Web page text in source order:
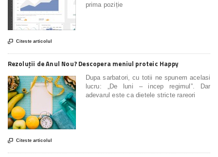
prima poziție
 Citeste articolul
Rezoluții de Anul Nou? Descopera meniul proteic Happy
Dupa sarbatori, cu totii ne spunem acelasi
lucru: „De luni – incep regimul”. Dar
adevarul este ca dietele stricte rareori
 Citeste articolul